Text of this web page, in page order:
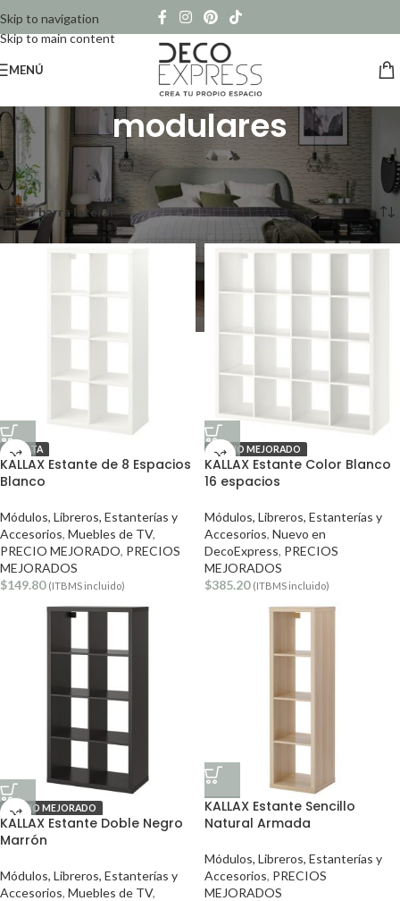
Skip to navigation
Skip to main content
MENÚ
modulares
Inicio/
Productos etiquetados “modulares”
Mostrando 1–12 de 17 resultados
Ver barra lateral
OFERTA
KALLAX Estante de 8 Espacios
Blanco
Módulos, Libreros, Estanterías y
Accesorios, Muebles de TV,
PRECIO MEJORADO, PRECIOS
MEJORADOS
$149.80 (ITBMS incluido)
PRECIO MEJORADO
KALLAX Estante Color Blanco
16 espacios
Módulos, Libreros, Estanterías y
Accesorios, Nuevo en
DecoExpress, PRECIOS
MEJORADOS
$385.20 (ITBMS incluido)
PRECIO MEJORADO
KALLAX Estante Doble Negro
Marrón
Módulos, Libreros, Estanterías y
Accesorios, Muebles de TV,
KALLAX Estante Sencillo
Natural Armada
Módulos, Libreros, Estanterías y
Accesorios, PRECIOS
MEJORADOS